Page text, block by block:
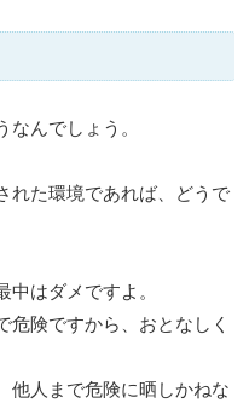
なんでしょう。
れた環境であれば、どうで
中はダメですよ。
危険ですから、おとなしく
他人まで危険に晒しかねな